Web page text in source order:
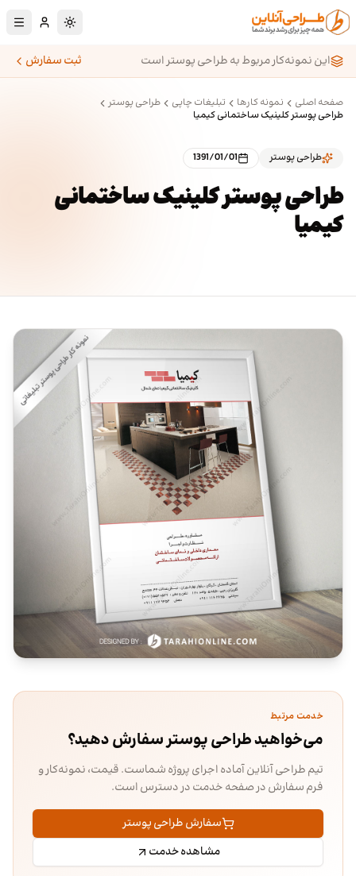
پرش به محتوای اصلی
تغییر به حالت
این نمونه‌کار مربوط به طراحی پوستر است
ثبت سفارش
صفحه اصلی نمونه کارها تبلیغات چاپی
طراحی پوستر
طراحی پوستر کلینیک ساختمانی کیمیا
طراحی پوستر 1391/01/01
طراحی پوستر کلینیک ساختمانی
کیمیا
خدمت مرتبط
می‌خواهید طراحی پوستر سفارش دهید؟
تیم طراحی آنلاین آماده اجرای پروژه شماست. قیمت، نمونه‌کار و
فرم سفارش در صفحه خدمت در دسترس است.
سفارش طراحی پوستر
مشاهده خدمت